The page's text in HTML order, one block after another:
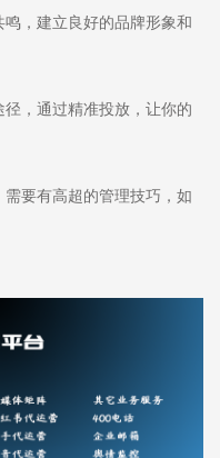
，建立良好的品牌形象和
，通过精准投放，让你的
要有高超的管理技巧，如